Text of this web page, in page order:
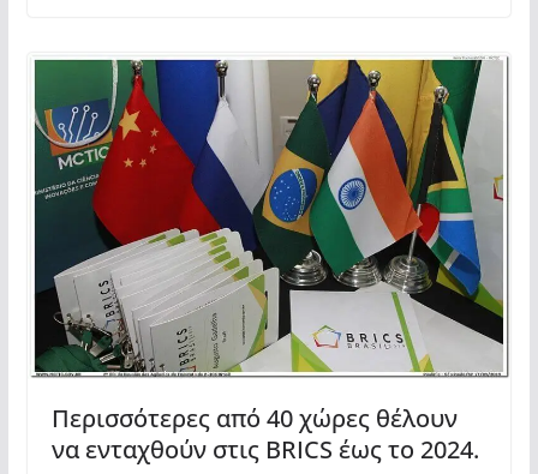
Περισσότερες από 40 χώρες θέλουν
να ενταχθούν στις BRICS έως το 2024.